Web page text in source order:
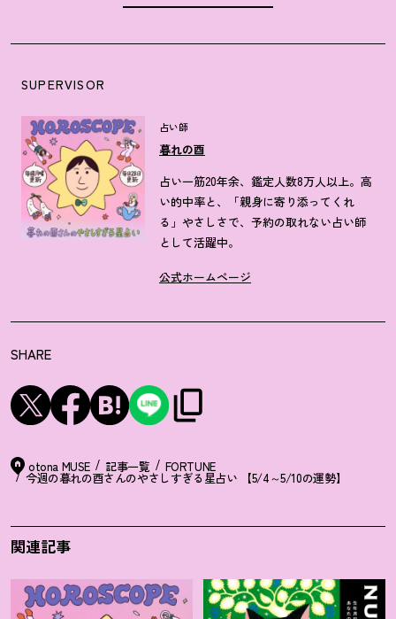
SUPERVISOR
占い師
暮れの酉
占い一筋20年余、鑑定人数8万人以上。高
い的中率と、「親身に寄り添ってくれ
る」やさしさで、予約の取れない占い師
として活躍中。
公式ホームページ
SHARE
otona MUSE 記事一覧 FORTUNE
今週の暮れの酉さんのやさしすぎる星占い 【5/4～5/10の運勢】
関連記事